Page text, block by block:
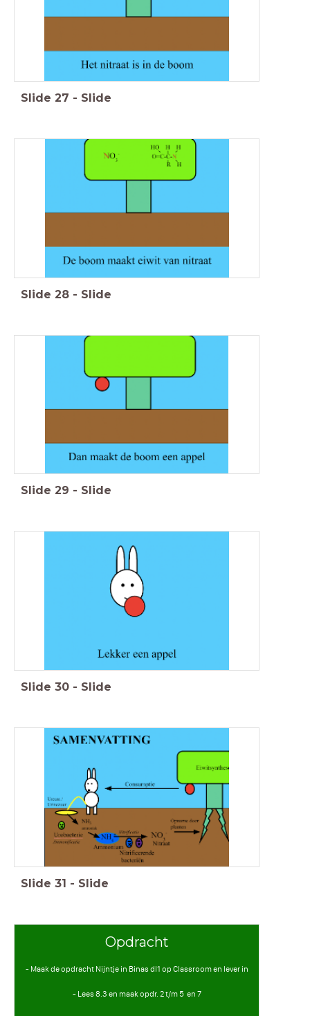
Slide 27 - Slide
Slide 28 - Slide
Slide 29 - Slide
Slide 30 - Slide
Slide 31 - Slide
Opdracht
- Maak de opdracht Nijntje in Binas dl1 op Classroom en lever in
- Lees 8.3 en maak opdr. 2 t/m 5 en 7